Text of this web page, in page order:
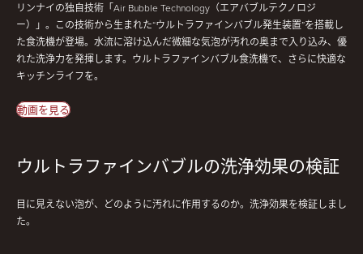
リンナイの独自技術「Air Bubble Technology（エアバブルテクノロジ
ー）」。この技術から生まれた“ウルトラファインバブル発生装置”を搭載し
た食洗機が登場。水流に溶け込んだ微細な気泡が汚れの奥まで入り込み、優
れた洗浄力を発揮します。ウルトラファインバブル食洗機で、さらに快適な
キッチンライフを。
動画を見る
ウルトラファインバブルの洗浄効果の検証
目に見えない泡が、どのように汚れに作用するのか。洗浄効果を検証しまし
た。